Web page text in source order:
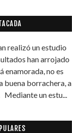
realizó un estudio
han arrojado
enamorada, no es
buena borrachera, a
un estu...